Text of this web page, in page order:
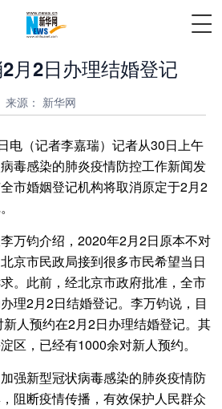
月2日办理结婚登记
来源： 新华网
（记者李嘉瑞）记者从30日上午
毒感染的肺炎疫情防控工作新闻发
市婚姻登记机构将取消原定于2月2
钧介绍，2020年2月2日原本不对
京市民政局接到很多市民希望当日
。此前，经北京市政府批准，全市
理2月2日结婚登记。李万钧说，目
人预约在2月2日办理结婚登记。其
区，已经有1000余对新人预约。
新型冠状病毒感染的肺炎疫情防
阻断疫情传播，有效保护人民群众